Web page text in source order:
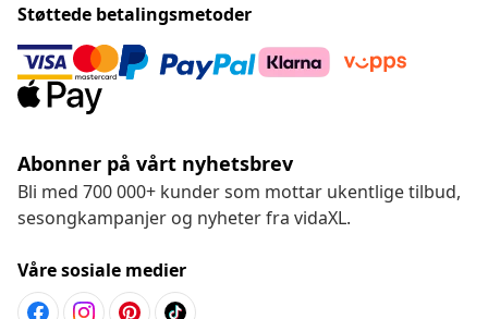
Støttede betalingsmetoder
Abonner på vårt nyhetsbrev
Bli med 700 000+ kunder som mottar ukentlige tilbud,
sesongkampanjer og nyheter fra vidaXL.
Våre sosiale medier